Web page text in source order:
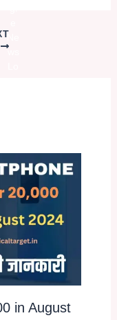
in August